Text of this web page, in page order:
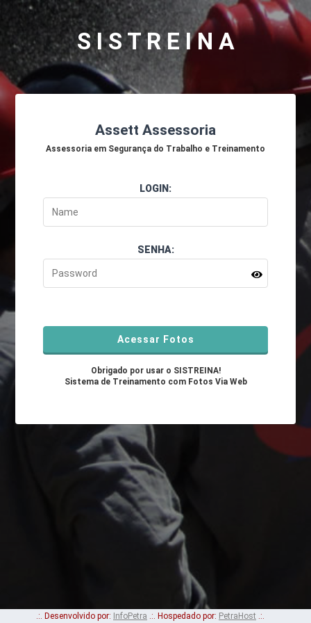
S I S T R E I N A
Assett Assessoria
Assessoria em Segurança do Trabalho e Treinamento
LOGIN:
SENHA:
Obrigado por usar o SISTREINA!
Sistema de Treinamento com Fotos Via Web
.:. Desenvolvido por: InfoPetra .:. Hospedado por: PetraHost .:.